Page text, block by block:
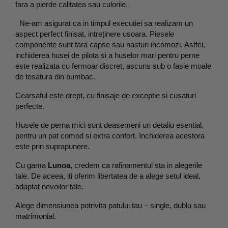
fara a pierde calitatea sau culorile.
Ne-am asigurat ca in timpul executiei sa realizam un
aspect perfect finisat, intreținere usoara. Piesele
componente sunt fara capse sau nasturi incomozi. Astfel,
inchiderea husei de pilota si a huselor mari pentru perne
este realizata cu fermoar discret, ascuns sub o fasie moale
de tesatura din bumbac.
Cearsaful este drept, cu finisaje de exceptie si cusaturi
perfecte.
Husele de perna mici sunt deasemeni un detaliu esential,
pentru un pat comod si extra confort. Inchiderea acestora
este prin suprapunere.
Cu gama Lunoa, credem ca rafinamentul sta in alegerile
tale. De aceea, iti oferim libertatea de a alege setul ideal,
adaptat nevoilor tale.
Alege dimensiunea potrivita patului tau – single, dublu sau
matrimonial.